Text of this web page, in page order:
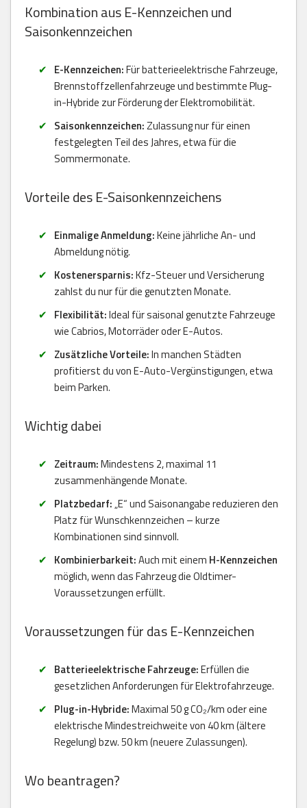
Kombination aus E-Kennzeichen und
Saisonkennzeichen
E-Kennzeichen:Für batterieelektrische Fahrzeuge,
Brennstoffzellenfahrzeuge und bestimmte Plug-
in-Hybride zur Förderung der Elektromobilität.
Saisonkennzeichen:Zulassung nur für einen
festgelegten Teil des Jahres, etwa für die
Sommermonate.
Vorteile des E-Saisonkennzeichens
Einmalige Anmeldung:Keine jährliche An- und
Abmeldung nötig.
Kostenersparnis:Kfz-Steuer und Versicherung
zahlst du nur für die genutzten Monate.
Flexibilität:Ideal für saisonal genutzte Fahrzeuge
wie Cabrios, Motorräder oder E-Autos.
Zusätzliche Vorteile:In manchen Städten
profitierst du von E-Auto-Vergünstigungen, etwa
beim Parken.
Wichtig dabei
Zeitraum:Mindestens 2, maximal 11
zusammenhängende Monate.
Platzbedarf:„E“ und Saisonangabe reduzieren den
Platz für Wunschkennzeichen – kurze
Kombinationen sind sinnvoll.
Kombinierbarkeit:Auch mit einem H-Kennzeichen
möglich, wenn das Fahrzeug die Oldtimer-
Voraussetzungen erfüllt.
Voraussetzungen für das E-Kennzeichen
Batterieelektrische Fahrzeuge:Erfüllen die
gesetzlichen Anforderungen für Elektrofahrzeuge.
Plug-in-Hybride:Maximal 50 g CO₂/km oder eine
elektrische Mindestreichweite von 40 km (ältere
Regelung) bzw. 50 km (neuere Zulassungen).
Wo beantragen?